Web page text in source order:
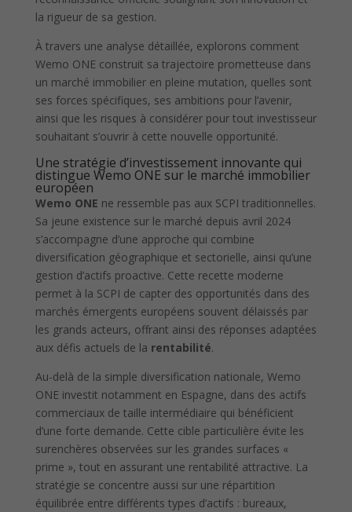
la rigueur de sa gestion.
À travers une analyse détaillée, explorons comment
Wemo ONE construit sa trajectoire prometteuse dans
un marché immobilier en pleine mutation, quelles sont
ses forces spécifiques, ses ambitions pour l’avenir,
ainsi que les risques à considérer pour tout investisseur
souhaitant s’ouvrir à cette nouvelle opportunité.
Une stratégie d’investissement innovante qui
distingue Wemo ONE sur le marché immobilier
européen
Wemo ONE ne ressemble pas aux SCPI traditionnelles.
Sa jeune existence sur le marché depuis avril 2024
s’accompagne d’une approche qui combine
diversification géographique et sectorielle, ainsi qu’une
gestion d’actifs proactive. Cette recette moderne
permet à la SCPI de capter des opportunités dans des
marchés émergents européens souvent délaissés par
les grands acteurs, offrant ainsi des réponses adaptées
aux défis actuels de la rentabilité.
Au-delà de la simple diversification nationale, Wemo
ONE investit notamment en Espagne, dans des actifs
commerciaux de taille intermédiaire qui bénéficient
d’une forte demande. Cette cible particulière évite les
surenchères observées sur les grandes surfaces «
prime », tout en assurant une rentabilité attractive. La
stratégie se concentre aussi sur une répartition
équilibrée entre différents types d’actifs : bureaux,